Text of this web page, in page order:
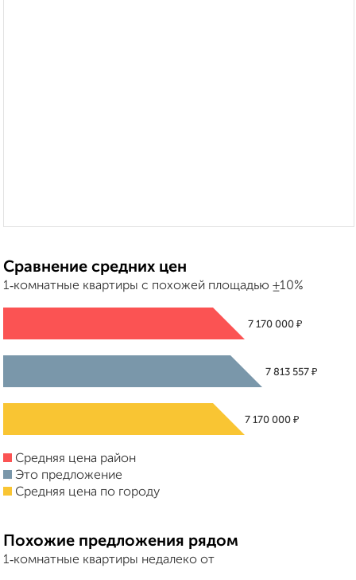
Сравнение средних цен
1‑комнатные квартиры с похожей площадью ±10%
7 170 000 ₽
7 813 557 ₽
7 170 000 ₽
Средняя цена район
Это предложение
Средняя цена по городу
Похожие предложения рядом
1‑комнатные квартиры недалеко от